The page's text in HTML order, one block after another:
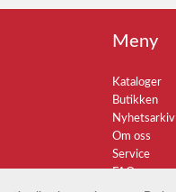
Meny
Kataloger
Butikken
Nyhetsarkiv
Om oss
Service
FAQ